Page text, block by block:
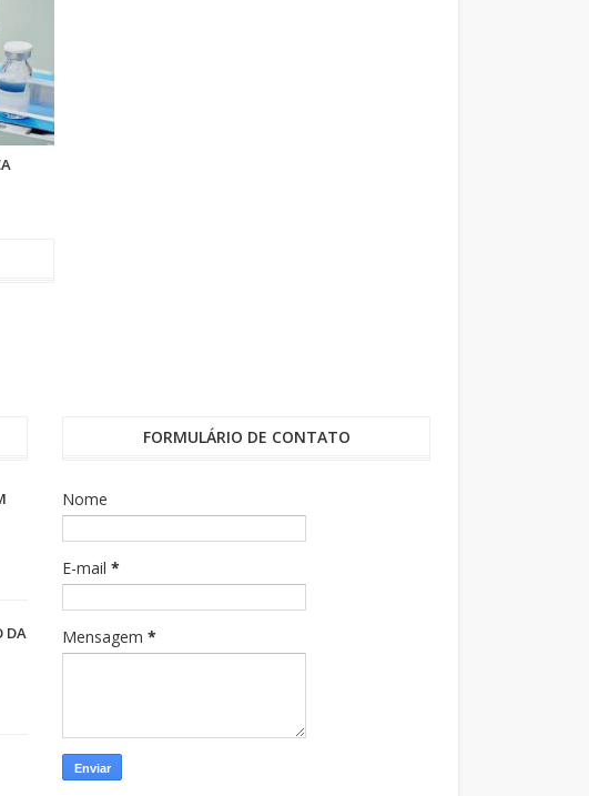
DA
FORMULÁRIO DE CONTATO
Nome
E-mail*
Mensagem*